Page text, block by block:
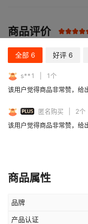
商品评价
全部 6 好评 6
s**1 1个
该用户觉得商品非常赞，给
PLUS 匿名购买 2个
该用户觉得商品非常赞，给
商品属性
品牌
产品认证